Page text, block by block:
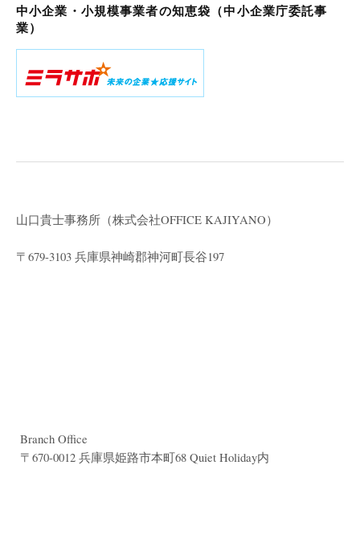
中小企業・小規模事業者の知恵袋（中小企業庁委託事
業）
山口貴士事務所（株式会社OFFICE KAJIYANO）
〒679-3103 兵庫県神崎郡神河町長谷197
Branch Office
〒670-0012 兵庫県姫路市本町68 Quiet Holiday内